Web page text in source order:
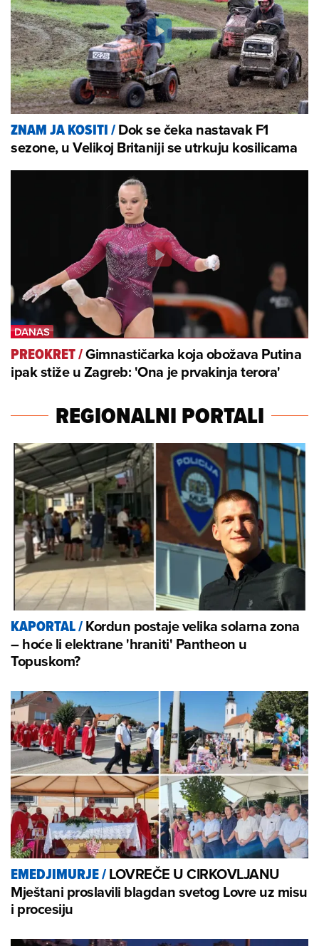
ZNAM JA KOSITI/Dok se čeka nastavak F1
sezone, u Velikoj Britaniji se utrkuju kosilicama
PREOKRET/Gimnastičarka koja obožava Putina
ipak stiže u Zagreb: 'Ona je prvakinja terora'
REGIONALNI PORTALI
KAPORTAL/Kordun postaje velika solarna zona
– hoće li elektrane 'hraniti' Pantheon u
Topuskom?
EMEDJIMURJE/LOVREČE U CIRKOVLJANU
Mještani proslavili blagdan svetog Lovre uz misu
i procesiju